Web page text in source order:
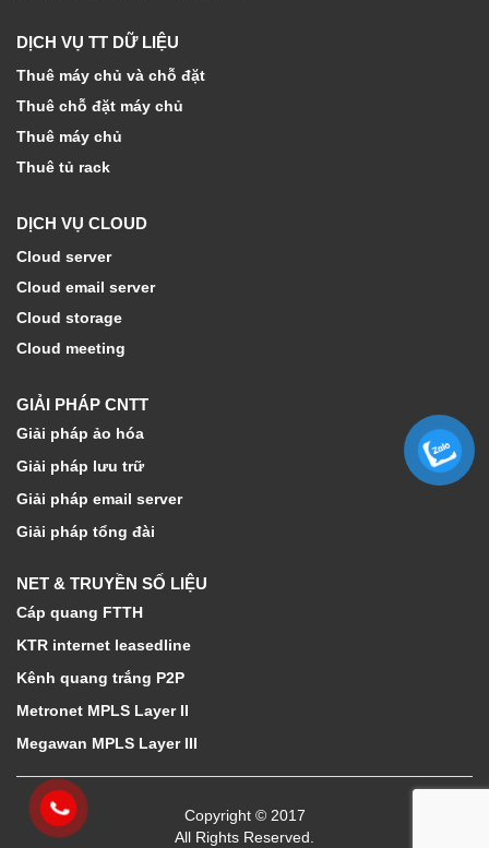
DỊCH VỤ TT DỮ LIỆU
Thuê máy chủ và chỗ đặt
Thuê chỗ đặt máy chủ
Thuê máy chủ
Thuê tủ rack
DỊCH VỤ CLOUD
Cloud server
Cloud email server
Cloud storage
Cloud meeting
GIẢI PHÁP CNTT
Giải pháp ảo hóa
Giải pháp lưu trữ
Giải pháp email server
Giải pháp tổng đài
NET & TRUYỀN SỐ LIỆU
Cáp quang FTTH
KTR internet leasedline
Kênh quang trắng P2P
Metronet MPLS Layer II
Megawan MPLS Layer III
Copyright © 2017
All Rights Reserved.